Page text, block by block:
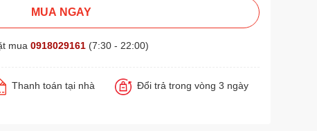
MUA NGAY
mua 0918029161 (7:30 - 22:00)
Thanh toán tại nhà Đổi trả trong vòng 3 ngày